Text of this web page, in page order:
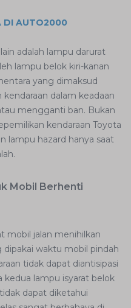
DI AUTO2000
adalah lampu darurat
lampu belok kiri-kanan
yang dimaksud
dalam keadaan
mengganti ban. Bukan
kendaraan Toyota
lampu hazard hanya saat
Mobil Berhenti
mobil jalan menihilkan
dipakai waktu mobil pindah
tidak dapat diantisipasi
kedua lampu isyarat belok
dapat diketahui